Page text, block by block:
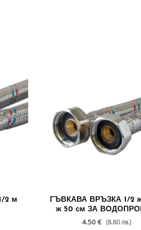
2 м
ГЪВКАВА ВРЪЗКА 1/2
ж 50 см ЗА
4.50 € (8.80 лв.)